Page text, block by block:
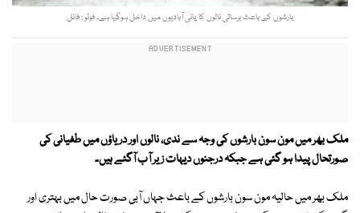
بارشوں کے باعث برساتی نالوں کا پانی آبادیوں میں داخل ہوگیا ہے۔ فوٹو : فائل
ملک بھر میں مون سون بارشوں کی وجہ سے ندی، نالوں اور دریاؤں میں طغیانی کی
صورتحال پیدا ہو گئی ہے جبکہ درجنوں دیہات زیر آب آگئے ہیں۔
ملک بھر میں حالیہ مون سون بارشوں کے باعث جہاں آبی صورت حال میں بہتری اور